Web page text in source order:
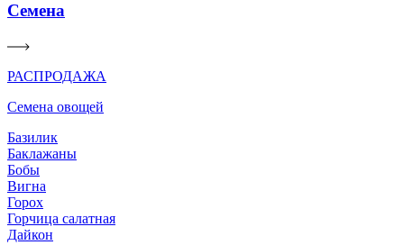
Семена
РАСПРОДАЖА
Семена овощей
Базилик
Баклажаны
Бобы
Вигна
Горох
Горчица салатная
Дайкон